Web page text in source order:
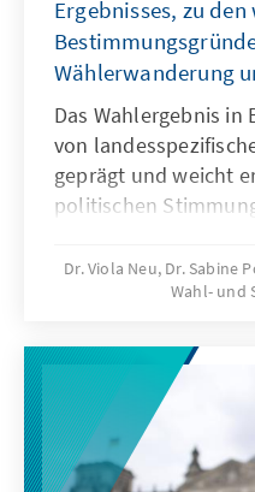
Ergebnisses, zu
Wählerwanderung
Das Wahlergebnis
von
geprägt und weicht
politischen
Ergebnisse und geht
Vorfeld wird u.a. die
Einschätzungen von
Parteikompetenzen
Themen für das
Dr. Viola Neu, Dr. Sabine
Wahl- und